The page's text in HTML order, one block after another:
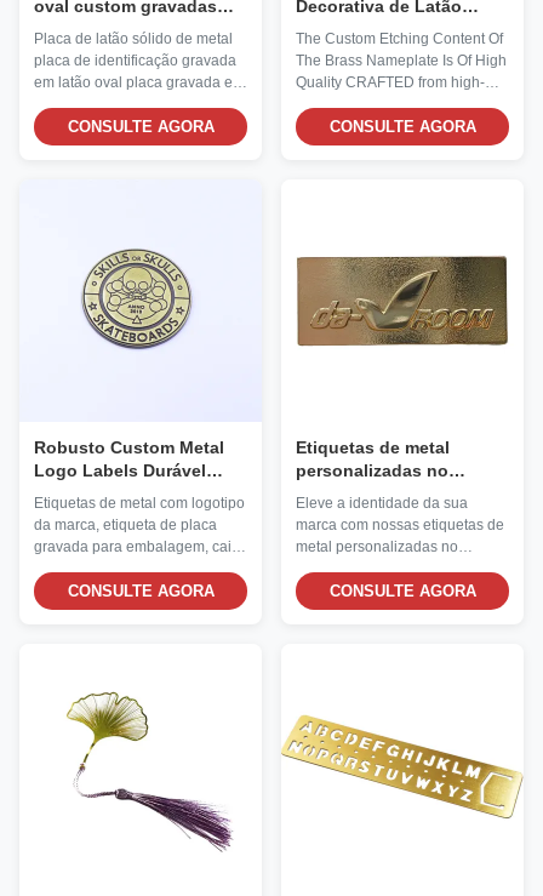
oval custom gravadas
Placas de nome de latão
sólido resistentes à
corrosão
Placa de latão sólido de metal
placa de identificação gravada
em latão oval placa gravada em
latão
CONSULTE AGORA
Decorativa de Latão
Personalizada Retangular
com Gravação
The Custom Etching Content Of
The Brass Nameplate Is Of High
Quality CRAFTED from high-
density brass, it naturally has a
warm golden metallic luster,
combining durability and retro
"CRAFTED BY KAPPA
CONCEPT", with smooth and
sharp lines and clear concave-
convex layers. The delicate
details can be perceived with a
CONSULTE AGORA
Robusto Custom Metal
Logo Labels Durável
gravado Metal Clothing
Tags Resistente à
Corrosão
Etiquetas de metal com logotipo
da marca, etiqueta de placa
gravada para embalagem, caixa
de presente, etiquetas de
vestuárioCONSULTE AGORA
Etiquetas de metal
personalizadas no
atacado, logotipo da
marca, etiqueta de placa
gravada
Eleve a identidade da sua
marca com nossas etiquetas de
metal personalizadas no
atacado, projetadas para
empresas que buscam soluções
de marca econômicas e de alta
CONSULTE AGORA